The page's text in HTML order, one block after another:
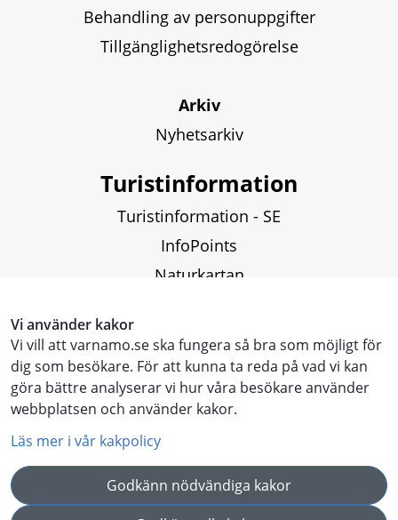
Vi använder kakor
Vi vill att varnamo.se ska fungera så bra som möjligt för
dig som besökare. För att kunna ta reda på vad vi kan
göra bättre analyserar vi hur våra besökare använder
webbplatsen och använder kakor.
Läs mer i vår kakpolicy
Godkänn nödvändiga kakor
Behandling av personuppgifter
Tillgänglighetsredogörelse
Arkiv
Nyhetsarkiv
Turistinformation
Turistinformation - SE
InfoPoints
Naturkartan
Touristinformation - ENG
Touristen Information - DE